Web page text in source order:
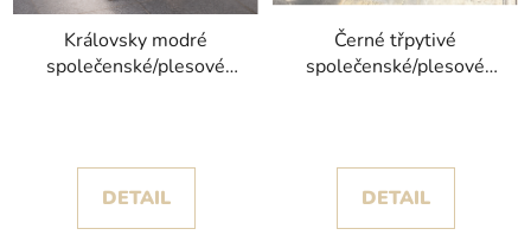
Královsky modré
společenské/plesové
DETAIL
Černé třpytivé
společenské/plesové
DETAIL